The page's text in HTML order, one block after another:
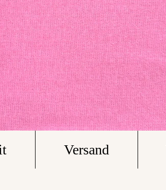
Versand